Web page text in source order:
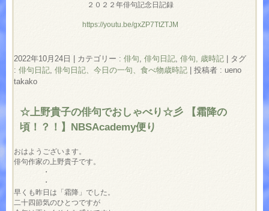
２０２２年俳句記念日記録
https://youtu.be/gxZP7TtZTJM
2022年10月24日 カテゴリー : 俳句 俳句日記 俳句, 歳時記
タグ
: 俳句日記 俳句日記、今日の一句、食べ物歳時記
投稿者 : ueno
takako
☆上野貴子の俳句でおしゃべり☆彡 【霜降の
頃！？！】NBSAcademy便り
おはようございます。
俳句作家の上野貴子です。
・
・
早くも昨日は「霜降」でした。
二十四節気のひとつですが